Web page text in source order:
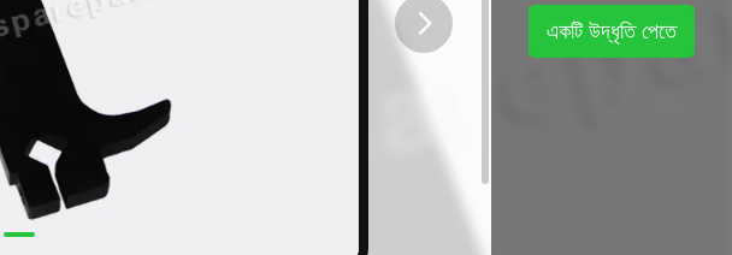
একটি উদ্ধৃতি পেতে